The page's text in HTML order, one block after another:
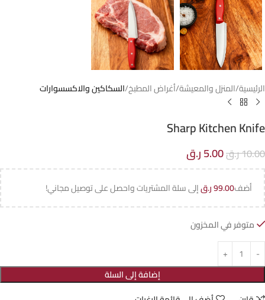
الرئيسية المنزل والمعيشة أغراض المطبخ السكاكين والاكسسوارات
Sharp Kitchen Knife
10.00ر.ق5.00ر.ق
أضف99.00ر.قإلى سلة المشتريات واحصل على توصيل مجاني!
متوفر في المخزون
إضافة إلى السلة